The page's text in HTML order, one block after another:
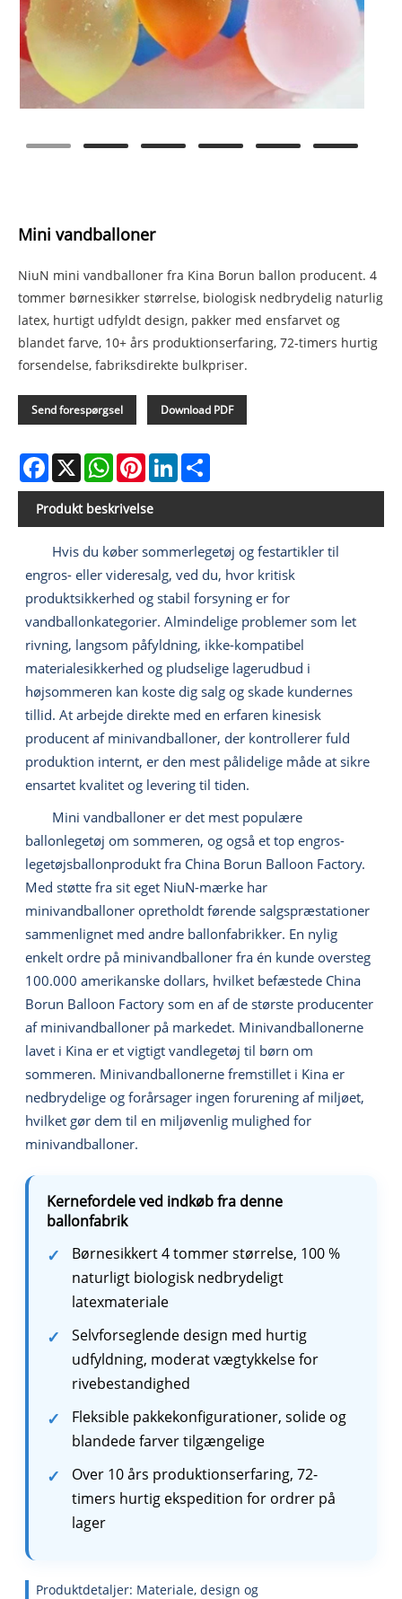
Mini vandballoner
NiuN mini vandballoner fra Kina Borun ballon producent. 4
tommer børnesikker størrelse, biologisk nedbrydelig naturlig
latex, hurtigt udfyldt design, pakker med ensfarvet og
blandet farve, 10+ års produktionserfaring, 72-timers hurtig
forsendelse, fabriksdirekte bulkpriser.
Send forespørgsel Download PDF
Facebook
X WhatsAppPinterestLinkedIn
Produkt beskrivelse
Hvis du køber sommerlegetøj og festartikler til
engros- eller videresalg, ved du, hvor kritisk
produktsikkerhed og stabil forsyning er for
vandballonkategorier. Almindelige problemer som let
rivning, langsom påfyldning, ikke-kompatibel
materialesikkerhed og pludselige lagerudbud i
højsommeren kan koste dig salg og skade kundernes
tillid. At arbejde direkte med en erfaren kinesisk
producent af minivandballoner, der kontrollerer fuld
produktion internt, er den mest pålidelige måde at sikre
ensartet kvalitet og levering til tiden.
Mini vandballoner er det mest populære
ballonlegetøj om sommeren, og også et top engros-
legetøjsballonprodukt fra China Borun Balloon Factory.
Med støtte fra sit eget NiuN-mærke har
minivandballoner opretholdt førende salgspræstationer
sammenlignet med andre ballonfabrikker. En nylig
enkelt ordre på minivandballoner fra én kunde oversteg
100.000 amerikanske dollars, hvilket befæstede China
Borun Balloon Factory som en af ​​de største producenter
af minivandballoner på markedet. Minivandballonerne
lavet i Kina er et vigtigt vandlegetøj til børn om
sommeren. Minivandballonerne fremstillet i Kina er
nedbrydelige og forårsager ingen forurening af miljøet,
hvilket gør dem til en miljøvenlig mulighed for
minivandballoner.
Kernefordele ved indkøb fra denne
ballonfabrik
Børnesikkert 4 tommer størrelse, 100 %
naturligt biologisk nedbrydeligt
latexmateriale
Selvforseglende design med hurtig
udfyldning, moderat vægtykkelse for
rivebestandighed
Fleksible pakkekonfigurationer, solide og
blandede farver tilgængelige
Over 10 års produktionserfaring, 72-
timers hurtig ekspedition for ordrer på
lager
Produktdetaljer: Materiale, design og